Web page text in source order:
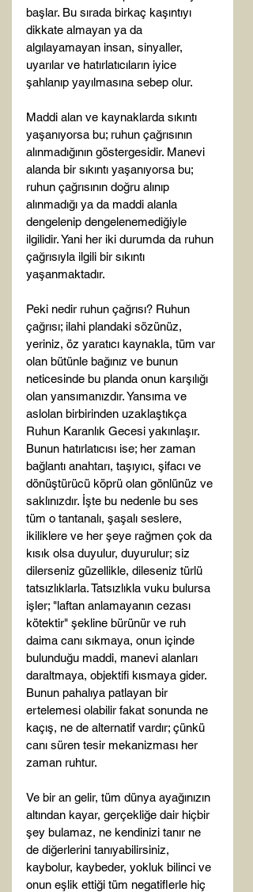
başlar. Bu sırada birkaç kaşıntıyı
dikkate almayan ya da
algılayamayan insan, sinyaller,
uyarılar ve hatırlatıcıların iyice
şahlanıp yayılmasına sebep olur.
Maddi alan ve kaynaklarda sıkıntı
yaşanıyorsa bu; ruhun çağrısının
alınmadığının göstergesidir. Manevi
alanda bir sıkıntı yaşanıyorsa bu;
ruhun çağrısının doğru alınıp
alınmadığı ya da maddi alanla
dengelenip dengelenemediğiyle
ilgilidir. Yani her iki durumda da ruhun
çağrısıyla ilgili bir sıkıntı
yaşanmaktadır.
Peki nedir ruhun çağrısı? Ruhun
çağrısı; ilahi plandaki sözünüz,
yeriniz, öz yaratıcı kaynakla, tüm var
olan bütünle bağınız ve bunun
neticesinde bu planda onun karşılığı
olan yansımanızdır. Yansıma ve
aslolan birbirinden uzaklaştıkça
Ruhun Karanlık Gecesi yakınlaşır.
Bunun hatırlatıcısı ise; her zaman
bağlantı anahtarı, taşıyıcı, şifacı ve
dönüştürücü köprü olan gönlünüz ve
saklınızdır. İşte bu nedenle bu ses
tüm o tantanalı, şaşalı seslere,
ikiliklere ve her şeye rağmen çok da
kısık olsa duyulur, duyurulur; siz
dilerseniz güzellikle, dileseniz türlü
tatsızlıklarla. Tatsızlıkla vuku bulursa
işler; "laftan anlamayanın cezası
kötektir" şekline bürünür ve ruh
daima canı sıkmaya, onun içinde
bulunduğu maddi, manevi alanları
daraltmaya, objektifi kısmaya gider.
Bunun pahalıya patlayan bir
ertelemesi olabilir fakat sonunda ne
kaçış, ne de alternatif vardır; çünkü
canı süren tesir mekanizması her
zaman ruhtur.
Ve bir an gelir, tüm dünya ayağınızın
altından kayar, gerçekliğe dair hiçbir
şey bulamaz, ne kendinizi tanır ne
de diğerlerini tanıyabilirsiniz,
kaybolur, kaybeder, yokluk bilinci ve
onun eşlik ettiği tüm negatiflerle hiç